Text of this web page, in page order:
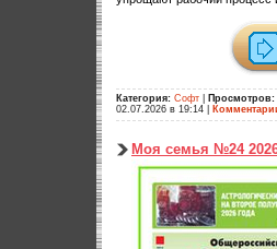
Категория: Софт Просмотров:
02.07.2026 в 19:14
Моя семья №24